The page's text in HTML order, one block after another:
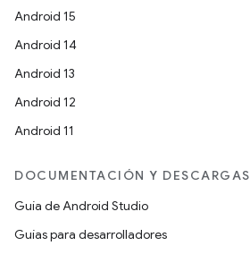
Android 15
Android 14
Android 13
Android 12
Android 11
DOCUMENTACIÓN Y DESCARGAS
Guía de Android Studio
Guías para desarrolladores